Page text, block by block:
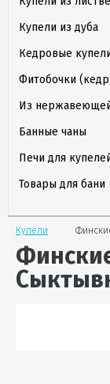
Купели из дуба
Кедровые
Фитобочки
Из
Банные чаны
Печи для
Товары для бани
Купели